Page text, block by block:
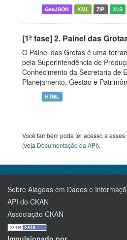
GeoJSON KML ZIP XLS
[1ª fase] 2. Painel das
O Painel das Grotas é uma
pela Superintendência de
Conhecimento da Secretaria de
Planejamento, Gestão e
HTML
Você também pode ter acesso a
(veja Documentação da API).
Sobre Alagoas em Dados e
API do CKAN
Associação CKAN